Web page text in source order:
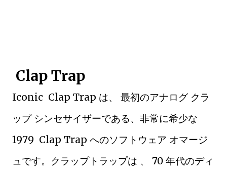
Clap Trap
Iconic Clap Trap は、 最初のアナログ クラ
ップ シンセサイザーである、非常に希少な
1979 Clap Trap へのソフトウェア オマージ
ュです。クラップトラップは 、 70 年代のディ